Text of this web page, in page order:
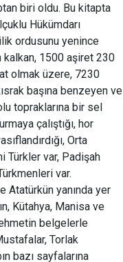
biri oldu. Bu kitapta
Hükümdarı
ordusunu yenince
kalkan, 1500 aşiret 230
olmak üzere, 7230
başına benzeyen ve
topraklarına bir sel
çalıştığı, hor
Orta
Türkler var, Padişah
var.
yanında yer
Kütahya, Manisa ve
belgelerle
Torlak
bazı sayfalarına